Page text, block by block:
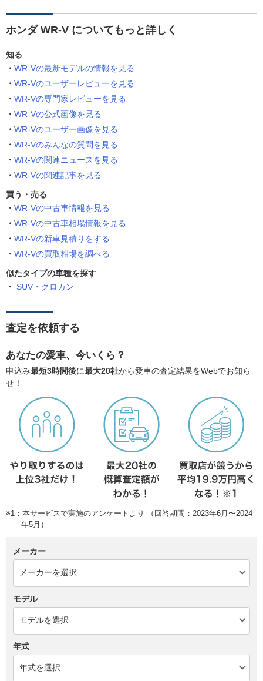
ホンダ WR-V についてもっと詳しく
知る
WR-Vの最新モデルの情報を見る
WR-Vのユーザーレビューを見る
WR-Vの専門家レビューを見る
WR-Vの公式画像を見る
WR-Vのユーザー画像を見る
WR-Vのみんなの質問を見る
WR-Vの関連ニュースを見る
WR-Vの関連記事を見る
買う・売る
WR-Vの中古車情報を見る
WR-Vの中古車相場情報を見る
WR-Vの新車見積りをする
WR-Vの買取相場を調べる
似たタイプの車種を探す
SUV・クロカン
査定を依頼する
あなたの愛車、今いくら？
申込み最短3時間後に最大20社から愛車の査定結果をWebでお知ら
せ！
※1：本サービスで実施のアンケートより （回答期間：2023年6月〜2024
年5月）
メーカー
モデル
年式